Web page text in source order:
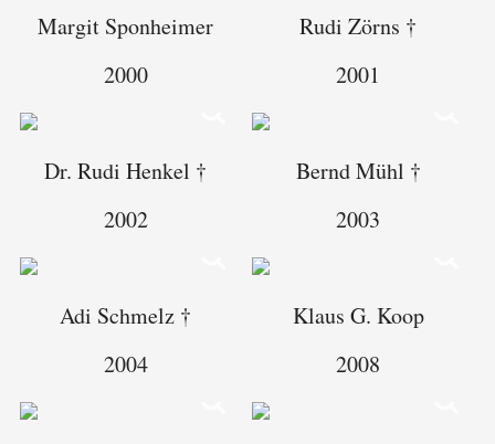
Margit Sponheimer
2000
Rudi Zörns †
2001
Dr. Rudi Henkel †
2002
Bernd Mühl †
2003
Adi Schmelz †
2004
Klaus G. Koop
2008